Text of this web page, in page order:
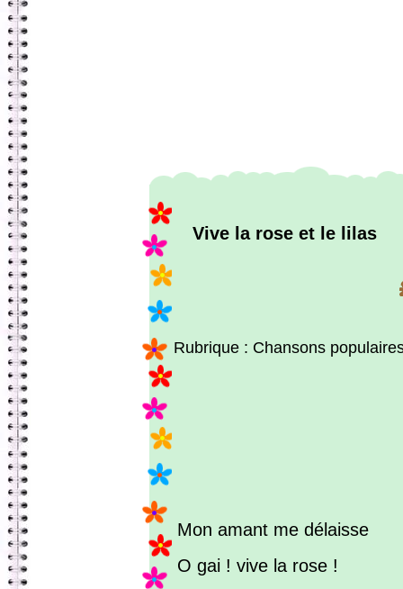
Vive la rose et le lilas
Rubrique : Chansons
Mon amant me délaisse
O gai ! vive la rose !